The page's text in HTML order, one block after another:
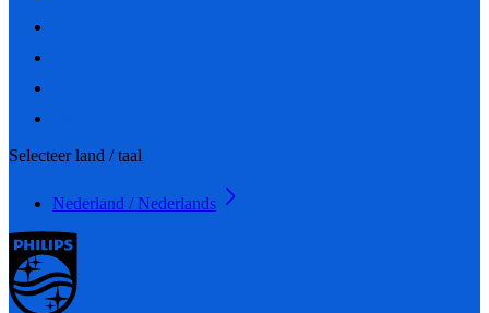
Selecteer land / taal
Nederland / Nederlands